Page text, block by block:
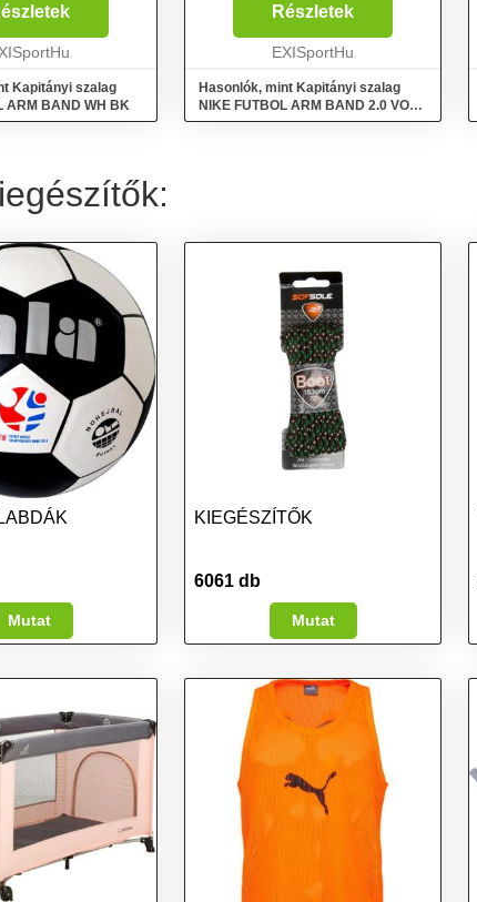
és egyszerűen
kell a
A karsza...
Kapitányi szalag
ARM BAND WH BK
biztosítson a pályán. A rugalmas
és tartós anyagnak köszönhetően
kényelmes viseletet biz...
Részletek
EXISportHu
Hasonlók, mint Kapitányi szalag
NIKE FUTBOL ARM BAND 2.0 VOLT
BLACK
Mutat
KIEGÉSZÍTŐK
6061 db
Mutat